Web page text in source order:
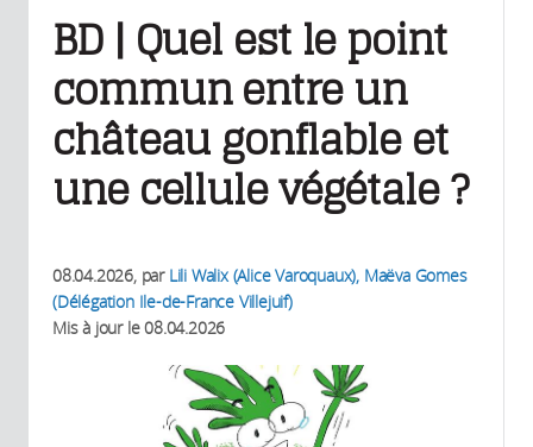
BD | Quel est le point
commun entre un
château gonflable et
une cellule végétale ?
08.04.2026, par Lili Walix (Alice Varoquaux), Maëva Gomes
(Délégation Ile-de-France Villejuif)
Mis à jour le08.04.2026